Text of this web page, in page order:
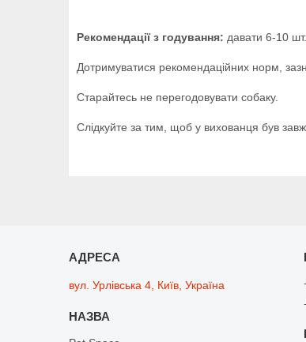
Рекомендації з годування: давати 6-10
Дотримуватися рекомендаційних норм,
Старайтесь не перегодовувати собаку.
Слідкуйте за тим, щоб у вихованця був
вул. Урлівська 4, Київ, Україна